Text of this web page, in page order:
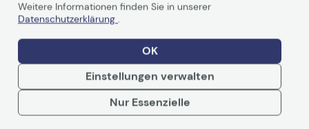
Herst. Art. Nr.
EAN
4988617146365,
5711045726699,
8715946525013
Hauptmerkmale Weiterlesen
Weitere Informationen finden Sie in unserer
Datenschutzerklärung .
OK
Einstellungen verwalten
Nur Essenzielle